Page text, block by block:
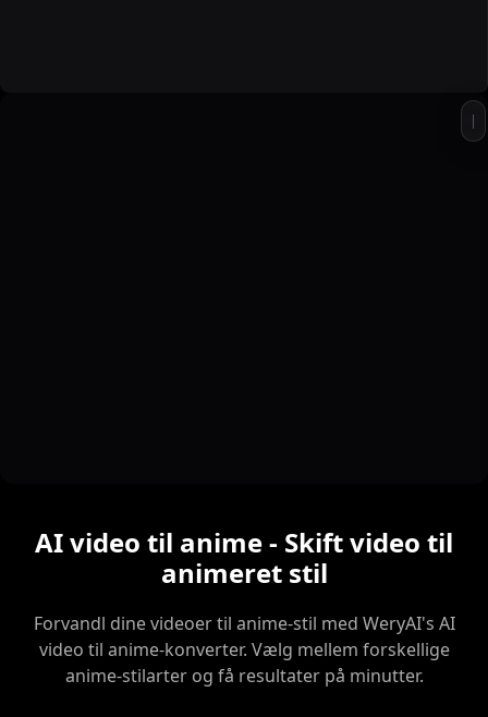
AI video til anime - Skift video til
animeret stil
Forvandl dine videoer til anime-stil med WeryAI's AI
video til anime-konverter. Vælg mellem forskellige
anime-stilarter og få resultater på minutter.